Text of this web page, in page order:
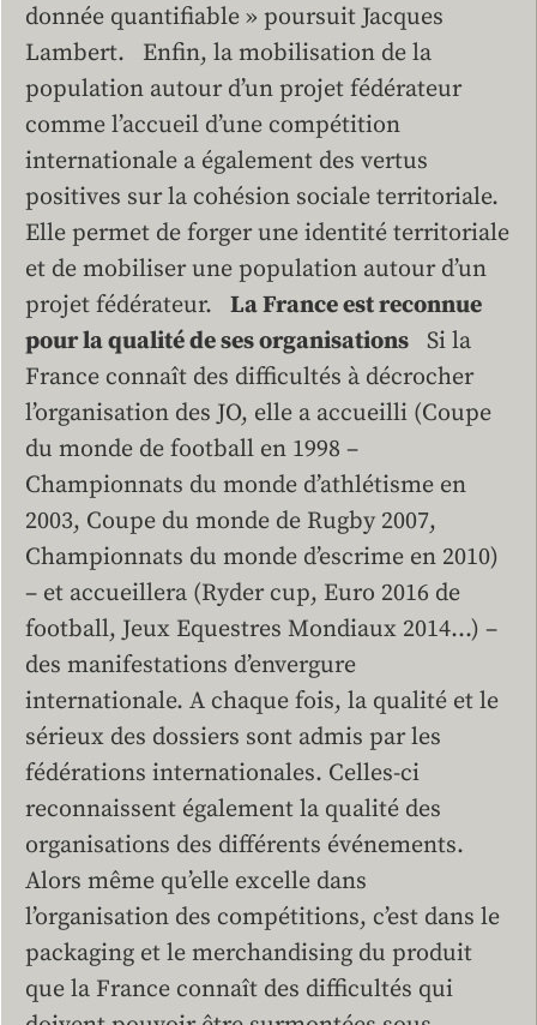
donnée quantifiable » poursuit Jacques
Lambert. Enfin, la mobilisation de la
population autour d’un projet fédérateur
comme l’accueil d’une compétition
internationale a également des vertus
positives sur la cohésion sociale territoriale.
Elle permet de forger une identité territoriale
et de mobiliser une population autour d’un
projet fédérateur. La France est reconnue
pour la qualité de ses organisations Si la
France connaît des difficultés à décrocher
l’organisation des JO, elle a accueilli (Coupe
du monde de football en 1998 –
Championnats du monde d’athlétisme en
2003, Coupe du monde de Rugby 2007,
Championnats du monde d’escrime en 2010)
– et accueillera (Ryder cup, Euro 2016 de
football, Jeux Equestres Mondiaux 2014…) –
des manifestations d’envergure
internationale. A chaque fois, la qualité et le
sérieux des dossiers sont admis par les
fédérations internationales. Celles-ci
reconnaissent également la qualité des
organisations des différents événements.
Alors même qu’elle excelle dans
l’organisation des compétitions, c’est dans le
packaging et le merchandising du produit
que la France connaît des difficultés qui